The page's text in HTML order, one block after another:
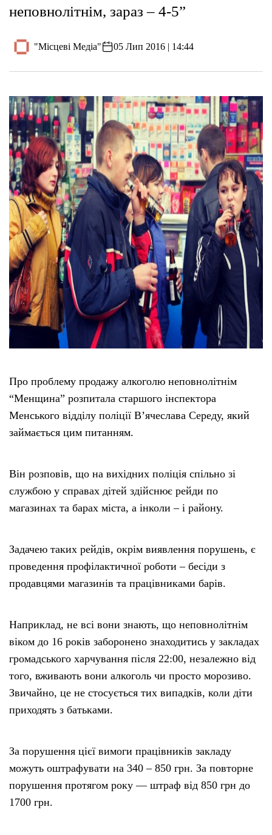
неповнолітнім, зараз – 4-5”
"Місцеві Медіа" 05 Лип 2016 | 14:44
Про проблему продажу алкоголю неповнолітнім
“Менщина” розпитала старшого інспектора
Менського відділу поліції В’ячеслава Середу, який
займається цим питанням.
Він розповів, що на вихідних поліція спільно зі
службою у справах дітей здійснює рейди по
магазинах та барах міста, а інколи – і району.
Задачею таких рейдів, окрім виявлення порушень, є
проведення профілактичної роботи – бесіди з
продавцями магазинів та працівниками барів.
Наприклад, не всі вони знають, що неповнолітнім
віком до 16 років заборонено знаходитись у закладах
громадського харчування після 22:00, незалежно від
того, вживають вони алкоголь чи просто морозиво.
Звичайно, це не стосується тих випадків, коли діти
приходять з батьками.
За порушення цієї вимоги працівників закладу
можуть оштрафувати на 340 – 850 грн. За повторне
порушення протягом року — штраф від 850 грн до
1700 грн.